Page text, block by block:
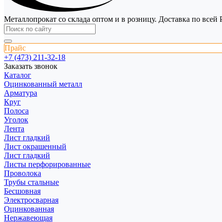
Металлопрокат со склада оптом и в розницу. Доставка по всей
Прайс
+7 (473) 211-32-18
Заказать звонок
Каталог
Оцинкованный металл
Арматура
Круг
Полоса
Уголок
Лента
Лист гладкий
Лист окрашенный
Лист гладкий
Листы перфорированные
Проволока
Трубы стальные
Бесшовная
Электросварная
Оцинкованная
Нержавеющая